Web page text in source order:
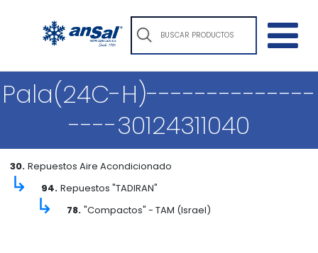
Pala(24C-H)--------------
----30124311040
30. Repuestos Aire Acondicionado
↳ 94. Repuestos "TADIRAN"
↳ 78. "Compactos" - TAM (Israel)